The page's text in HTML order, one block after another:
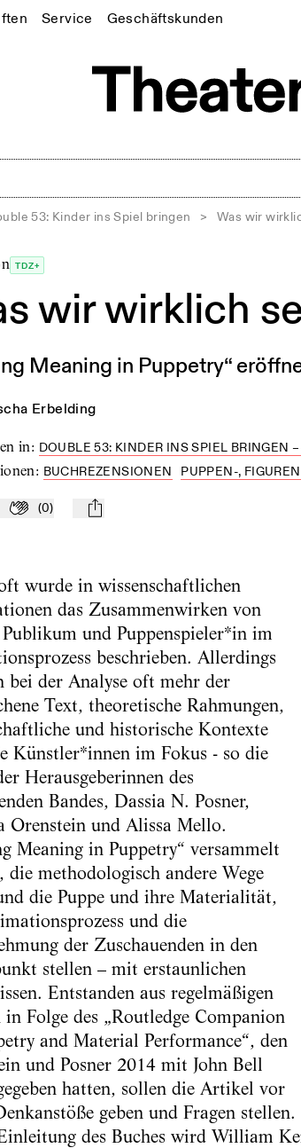
Service Geschäftskunden
53: Kinder ins Spiel bringen > Was wir
TDZ+
wir wirklich
Meaning in Puppetry“
Erbelding
in: DOUBLE 53: KINDER INS SPIEL BRINGEN
: BUCHREZENSIONEN PUPPEN-,
TdZ hinzufügen
Applaudieren
(0) mail
wurde in wissenschaftlichen
das Zusammenwirken von
Publikum und Puppenspieler*in im
beschrieben. Allerdings
bei der Analyse oft mehr der
Text, theoretische Rahmungen,
und historische Kontexte
Künstler*innen im Fokus - so die
Herausgeberinnen des
Bandes, Dassia N. Posner,
Orenstein und Alissa Mello.
Meaning in Puppetry“ versammelt
methodologisch andere Wege
die Puppe und ihre Materialität,
und die
der Zuschauenden in den
stellen – mit erstaunlichen
Entstanden aus regelmäßigen
Folge des „Routledge Companion
and Material Performance“, den
und Posner 2014 mit John Bell
hatten, sollen die Artikel vor
geben und Fragen stellen.
des Buches wird William